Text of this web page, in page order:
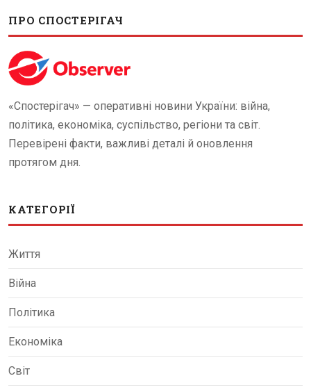
ПРО СПОСТЕРІГАЧ
«Спостерігач» — оперативні новини України: війна,
політика, економіка, суспільство, регіони та світ.
Перевірені факти, важливі деталі й оновлення
протягом дня.
КАТЕГОРІЇ
Життя
Війна
Політика
Економіка
Світ